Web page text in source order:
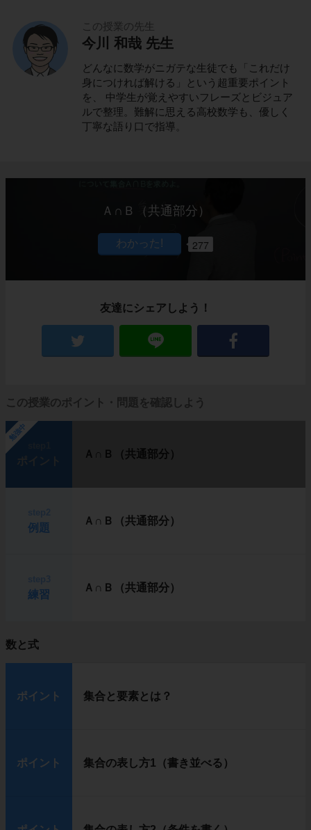
この授業の先生
今川 和哉 先生
どんなに数学がニガテな生徒でも「これだけ
身につければ解ける」という超重要ポイント
を、 中学生が覚えやすいフレーズとビジュア
ルで整理。難解に思える高校数学も、優しく
丁寧な語り口で指導。
Ａ∩Ｂ（共通部分）
277
友達にシェアしよう！
この授業のポイント・問題を確認しよう
勉強中
Ａ∩Ｂ（共通部分）
例題
Ａ∩Ｂ（共通部分）
練習
Ａ∩Ｂ（共通部分）
数と式
ポイント 集合と要素とは？
ポイント 集合の表し方1（書き並べる）